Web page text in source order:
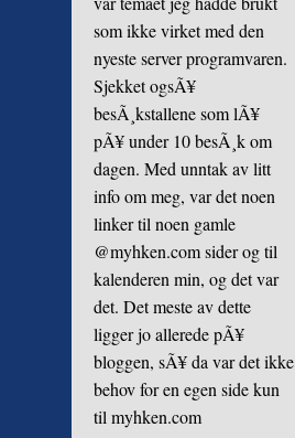
som ikke virket med den
nyeste server programvaren.
Sjekket ogsÃ¥
besÃ¸kstallene som lÃ¥
pÃ¥ under 10 besÃ¸k om
dagen. Med unntak av litt
info om meg, var det noen
linker til noen gamle
@myhken.com sider og til
kalenderen min, og det var
det. Det meste av dette
ligger jo allerede pÃ¥
bloggen, sÃ¥ da var det ikke
behov for en egen side kun
til myhken.com